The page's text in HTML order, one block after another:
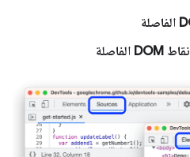
نقاط DOM الفاصلة